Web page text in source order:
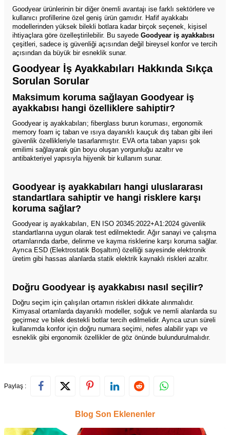
Goodyear ürünlerinin bir diğer önemli avantajı ise farklı sektörlere ve
kullanıcı profillerine özel geniş ürün gamıdır. Hafif ayakkabı
modellerinden yüksek bilekli botlara kadar birçok seçenek, kişisel
ihtiyaçlara göre özelleştirilebilir. Bu sayede Goodyear iş ayakkabısı
çeşitleri, sadece iş güvenliği açısından değil bireysel konfor ve tercih
açısından da büyük bir esneklik sunar.
Goodyear İş Ayakkabıları Hakkında Sıkça
Sorulan Sorular
Maksimum koruma sağlayan Goodyear iş
ayakkabısı hangi özelliklere sahiptir?
Goodyear iş ayakkabıları; fiberglass burun koruması, ergonomik
memory foam iç taban ve ısıya dayanıklı kauçuk dış taban gibi ileri
güvenlik özellikleriyle tasarlanmıştır. EVA orta taban yapısı şok
emilimi sağlayarak gün boyu oluşan yorgunluğu azaltır ve
antibakteriyel yapısıyla hijyenik bir kullanım sunar.
Goodyear iş ayakkabıları hangi uluslararası
standartlara sahiptir ve hangi risklere karşı
koruma sağlar?
Goodyear iş ayakkabıları, EN ISO 20345:2022+A1:2024 güvenlik
standartlarına uygun olarak test edilmektedir. Ağır sanayi ve çalışma
ortamlarında darbe, delinme ve kayma risklerine karşı koruma sağlar.
Ayrıca ESD (Elektrostatik Boşaltım) özelliği sayesinde elektronik
üretim gibi hassas alanlarda statik elektrik kaynaklı riskleri azaltır.
Doğru Goodyear iş ayakkabısı nasıl seçilir?
Doğru seçim için çalışılan ortamın riskleri dikkate alınmalıdır.
Kimyasal ortamlarda dayanıklı modeller, soğuk ve nemli alanlarda su
geçirmez ve bilek destekli botlar tercih edilmelidir. Ayrıca uzun süreli
kullanımda konfor için doğru numara seçimi, nefes alabilir yapı ve
esneklik gibi ergonomik özellikler de göz önünde bulundurulmalıdır.
Paylaş :
Blog Son Eklenenler